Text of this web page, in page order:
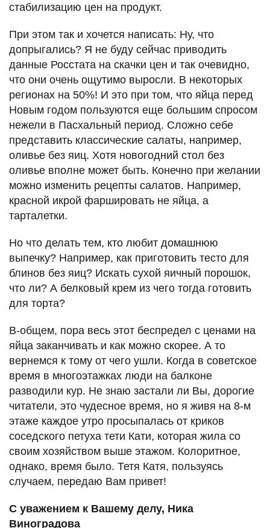
стабилизацию цен на продукт.
При этом так и хочется написать: Ну, что
допрыгались? Я не буду сейчас приводить
данные Росстата на скачки цен и так очевидно,
что они очень ощутимо выросли. В некоторых
регионах на 50%! И это при том, что яйца перед
Новым годом пользуются еще большим спросом
нежели в Пасхальный период. Сложно себе
представить классические салаты, например,
оливье без яиц. Хотя новогодний стол без
оливье вполне может быть. Конечно при желании
можно изменить рецепты салатов. Например,
красной икрой фаршировать не яйца, а
тарталетки.
Но что делать тем, кто любит домашнюю
выпечку? Например, как приготовить тесто для
блинов без яиц? Искать сухой яичный порошок,
что ли? А белковый крем из чего тогда готовить
для торта?
В-общем, пора весь этот беспредел с ценами на
яйца заканчивать и как можно скорее. А то
вернемся к тому от чего ушли. Когда в советское
время в многоэтажках люди на балконе
разводили кур. Не знаю застали ли Вы, дорогие
читатели, это чудесное время, но я живя на 8-м
этаже каждое утро просыпалась от криков
соседского петуха тети Кати, которая жила со
своим хозяйством выше этажом. Колоритное,
однако, время было. Тетя Катя, пользуясь
случаем, передаю Вам привет!
С уважением к Вашему делу, Ника
Виноградова